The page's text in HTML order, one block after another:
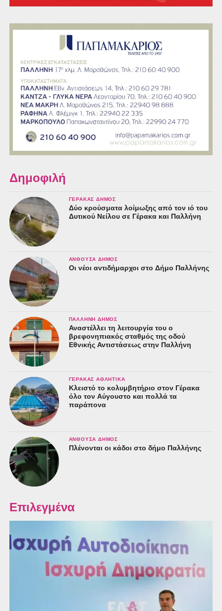
Δημοφιλή
ΓΈΡΑΚΑΣ ΔΉΜΟΣ
Δύο κρούσματα λοίμωξης από τον ιό του
Δυτικού Νείλου σε Γέρακα και Παλλήνη
ΑΝΘΟΎΣΑ ΔΉΜΟΣ
Οι νέοι αντιδήμαρχοι στο Δήμο Παλλήνης
ΠΑΛΛΉΝΗ ΔΉΜΟΣ
Αναστέλλει τη λειτουργία του ο
βρεφονηπιακός σταθμός της οδού
Εθνικής Αντιστάσεως στην Παλλήνη
ΓΈΡΑΚΑΣ ΑΘΛΗΤΙΚΆ
Κλειστό το κολυμβητήριο στον Γέρακα
όλο τον Αύγουστο και πολλά τα
παράπονα
ΑΝΘΟΎΣΑ ΔΉΜΟΣ
Πλένονται οι κάδοι στο δήμο Παλλήνης
Επιλεγμένα